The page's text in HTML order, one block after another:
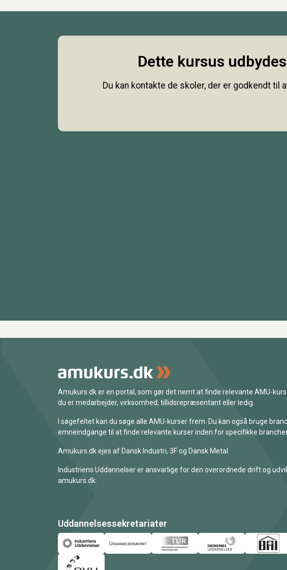
Dette kursus
Du kan kontakte de skoler, der er godkendt til
Amukurs.dk er en portal, som gør det nemt at finde relevante AMU-
du er medarbejder, virksomhed, tillidsrepræsentant eller ledig.
I søgefeltet kan du søge alle AMU-kurser frem. Du kan også bruge
emneindgange til at finde relevante kurser inden for specifikke
Amukurs.dk ejes af Dansk Industri, 3F og Dansk Metal.
Industriens Uddannelser er ansvarlige for den overordnede drift og
amukurs.dk.
Uddannelsessekretariater